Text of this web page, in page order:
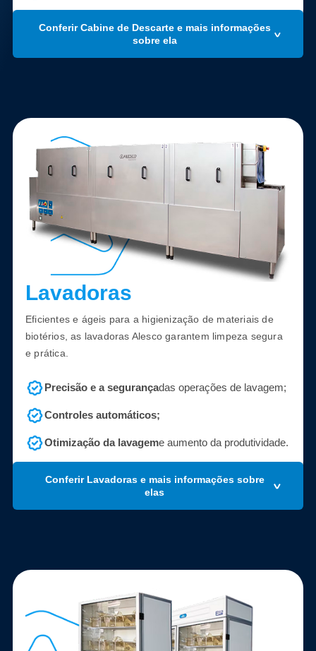
Conferir Cabine de Descarte e mais informações
sobre ela
Lavadoras
Eficientes e ágeis para a higienização de materiais de
biotérios, as lavadoras Alesco garantem limpeza segura
e prática.
Precisão e a segurançadas operações de lavagem;
Controles automáticos;
Otimização da lavageme aumento da produtividade.
Conferir Lavadoras e mais informações sobre
elas